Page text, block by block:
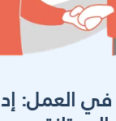
في العمل: